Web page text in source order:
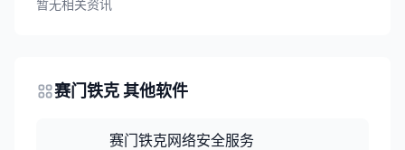
暂无相关资讯
赛门铁克 其他软件
赛门铁克网络安全服务